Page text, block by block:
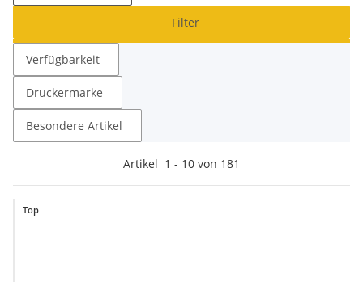
Filter
Verfügbarkeit
Druckermarke
Besondere Artikel
Artikel 1 - 10 von 181
Top